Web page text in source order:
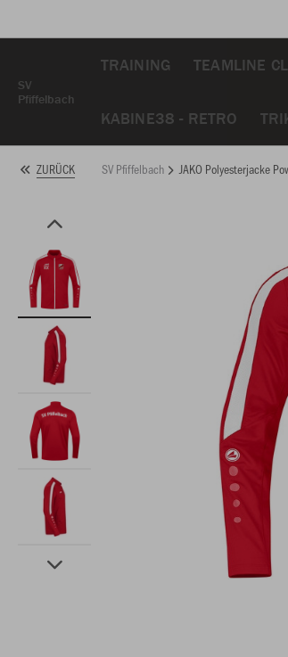
SV
Pfiffelbach
TRAINING TEAMLINE
KABINE38 - RETRO
ZURÜCK SV Pfiffelbach JAKO Polyesterjacke